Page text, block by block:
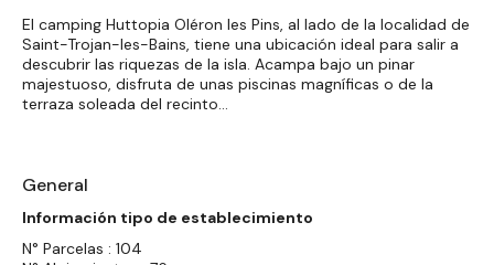
El camping Huttopia Oléron les Pins, al lado de la localidad de
Saint-Trojan-les-Bains, tiene una ubicación ideal para salir a
descubrir las riquezas de la isla. Acampa bajo un pinar
majestuoso, disfruta de unas piscinas magníficas o de la
terraza soleada del recinto…
General
Información tipo de establecimiento
N° Parcelas : 104